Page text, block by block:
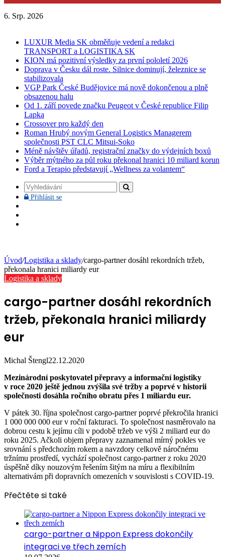
6. Srp. 2026
LUXUR Media SK obměňuje vedení a redakci
TRANSPORT a LOGISTIKA SK
KION má pozitivní výsledky za první pololetí 2026
Doprava v Česku dál roste. Silnice dominují, železnice se
stabilizovala
VGP Park České Budějovice má nově dokončenou a plně
obsazenou halu
Od 1. září povede značku Peugeot v České republice Filip
Lapka
Crossover pro každý den
Roman Hrubý novým General Logistics Managerem
společnosti PST CLC Mitsui-Soko
Méně návštěv úřadů, registrační značky do výdejních boxů
Výběr mýtného za půl roku překonal hranici 10 miliard korun
Ford a Terapio představují „Wellness za volantem“
Vyhledávání
Přihlásit sePřihlásit
Úvod/Logistika a sklady/cargo-partner dosáhl rekordních tržeb,
překonala hranici miliardy eur
Logistika a sklady
cargo-partner dosáhl rekordních
tržeb, překonala hranici miliardy
eur
Michal Štengl22.12.2020
Mezinárodní poskytovatel přepravy a informační logistiky
v roce 2020 ještě jednou zvýšila své tržby a poprvé v historii
společnosti dosáhla ročního obratu přes 1 miliardu eur.
V pátek 30. října společnost cargo-partner poprvé překročila hranici
1 000 000 000 eur v roční fakturaci. To společnost nasměrovalo na
dobrou cestu k jejímu cíli v podobě tržeb ve výši 2 miliard eur do
roku 2025. Ačkoli objem přepravy zaznamenal mírný pokles ve
srovnání s předchozím rokem a navzdory celkově náročnému
tržnímu prostředí, vychází společnost cargo-partner z roku 2020
úspěšně díky nouzovým řešením šitým na míru a flexibilním
alternativám při dopravních omezeních v souvislosti s COVID-19.
Přečtěte si také
cargo-partner a Nippon Express dokončily
integraci ve třech zemích